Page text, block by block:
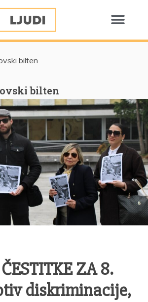
bilten
bilten
ZA 8.
diskriminacije,